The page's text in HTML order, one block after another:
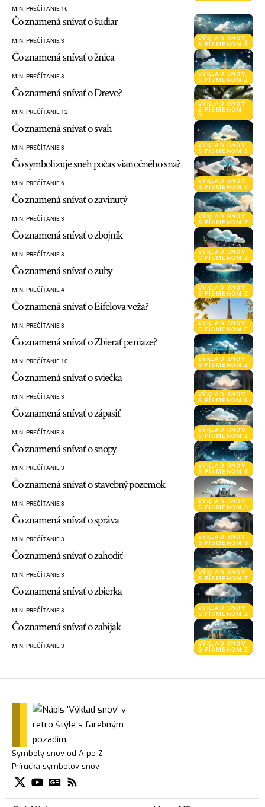
MIN. PREČÍTANIE 16
VÝKLAD SNOV
S PÍSMENOM Š
Čo znamená snívať o šudiar
MIN. PREČÍTANIE 3
VÝKLAD SNOV
S PÍSMENOM Ž
Čo znamená snívať o žnica
MIN. PREČÍTANIE 3
VÝKLAD SNOV
S PÍSMENOM
D
Čo znamená snívať o Drevo?
MIN. PREČÍTANIE 12
VÝKLAD SNOV
S PÍSMENOM S
Čo znamená snívať o svah
MIN. PREČÍTANIE 3
VÝKLAD SNOV
S PÍSMENOM V
Čo symbolizuje sneh počas vianočného sna?
MIN. PREČÍTANIE 6
VÝKLAD SNOV
S PÍSMENOM Z
Čo znamená snívať o zavinutý
MIN. PREČÍTANIE 3
VÝKLAD SNOV
S PÍSMENOM Z
Čo znamená snívať o zbojník
MIN. PREČÍTANIE 3
VÝKLAD SNOV
S PÍSMENOM Z
Čo znamená snívať o zuby
MIN. PREČÍTANIE 4
VÝKLAD SNOV
S PÍSMENOM E
Čo znamená snívať o Eifelova veža?
MIN. PREČÍTANIE 3
VÝKLAD SNOV
S PÍSMENOM Z
Čo znamená snívať o Zbierať peniaze?
MIN. PREČÍTANIE 10
VÝKLAD SNOV
S PÍSMENOM S
Čo znamená snívať o sviečka
MIN. PREČÍTANIE 3
VÝKLAD SNOV
S PÍSMENOM Z
Čo znamená snívať o zápasiť
MIN. PREČÍTANIE 3
VÝKLAD SNOV
S PÍSMENOM S
Čo znamená snívať o snopy
MIN. PREČÍTANIE 3
VÝKLAD SNOV
S PÍSMENOM S
Čo znamená snívať o stavebný pozemok
MIN. PREČÍTANIE 3
VÝKLAD SNOV
S PÍSMENOM S
Čo znamená snívať o správa
MIN. PREČÍTANIE 3
VÝKLAD SNOV
S PÍSMENOM Z
Čo znamená snívať o zahodiť
MIN. PREČÍTANIE 3
VÝKLAD SNOV
S PÍSMENOM Z
Čo znamená snívať o zbierka
MIN. PREČÍTANIE 3
VÝKLAD SNOV
S PÍSMENOM Z
Čo znamená snívať o zabijak
MIN. PREČÍTANIE 3
Symboly snov od A po Z
Príručka symbolov snov